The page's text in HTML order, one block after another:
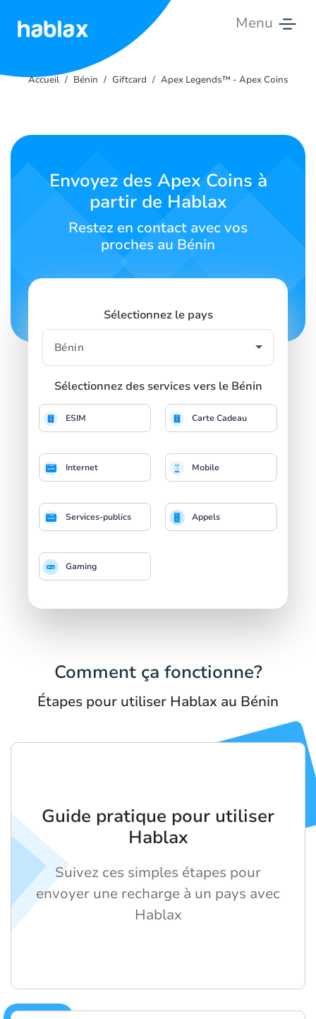
Menu
Tarifs
Contactez-
nous
SIGN IN
Accueil Bénin Giftcard Apex Legends™ - Apex Coins
Envoyez des Apex Coins à
partir de Hablax
Restez en contact avec vos
proches au Bénin
Sélectionnez le pays
Sélectionnez des services vers le Bénin
ESIM Carte Cadeau
Internet Mobile
Services-publics Appels
Gaming
Comment ça fonctionne?
Étapes pour utiliser Hablax au Bénin
Guide pratique pour utiliser
Hablax
Suivez ces simples étapes pour
envoyer une recharge à un pays avec
Hablax